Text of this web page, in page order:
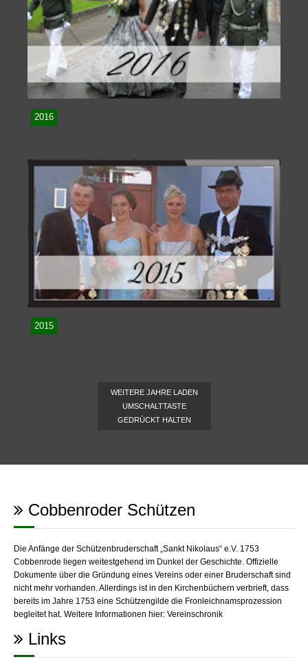
2016
2015
WEITERE JAHRE LADEN
UMSCHALTTASTE
GEDRÜCKT HALTEN
Cobbenroder Schützen
Die Anfänge der Schützenbruderschaft „Sankt Nikolaus“ e.V. 1753
Cobbenrode liegen weitestgehend im Dunkel der Geschichte. Offizielle
Dokumente über die Gründung eines Vereins oder einer Bruderschaft sind
nicht mehr vorhanden. Allerdings ist in den Kirchenbüchern verbrieft, dass
bereits im Jahre 1753 eine Schützengilde die Fronleichnamsprozession
begleitet hat. Weitere Informationen hier: Vereinschronik
Links